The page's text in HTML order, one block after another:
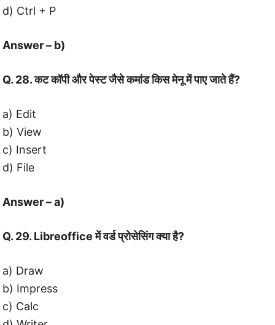
d) Ctrl + P
Answer – b)
Q. 28. कट कॉपी और पेस्ट जैसे कमांड किस मेनू में पाए जाते हैं?
a) Edit
b) View
c) Insert
d) File
Answer – a)
Q. 29. Libreoffice में वर्ड प्रोसेसिंग क्या है?
a) Draw
b) Impress
c) Calc